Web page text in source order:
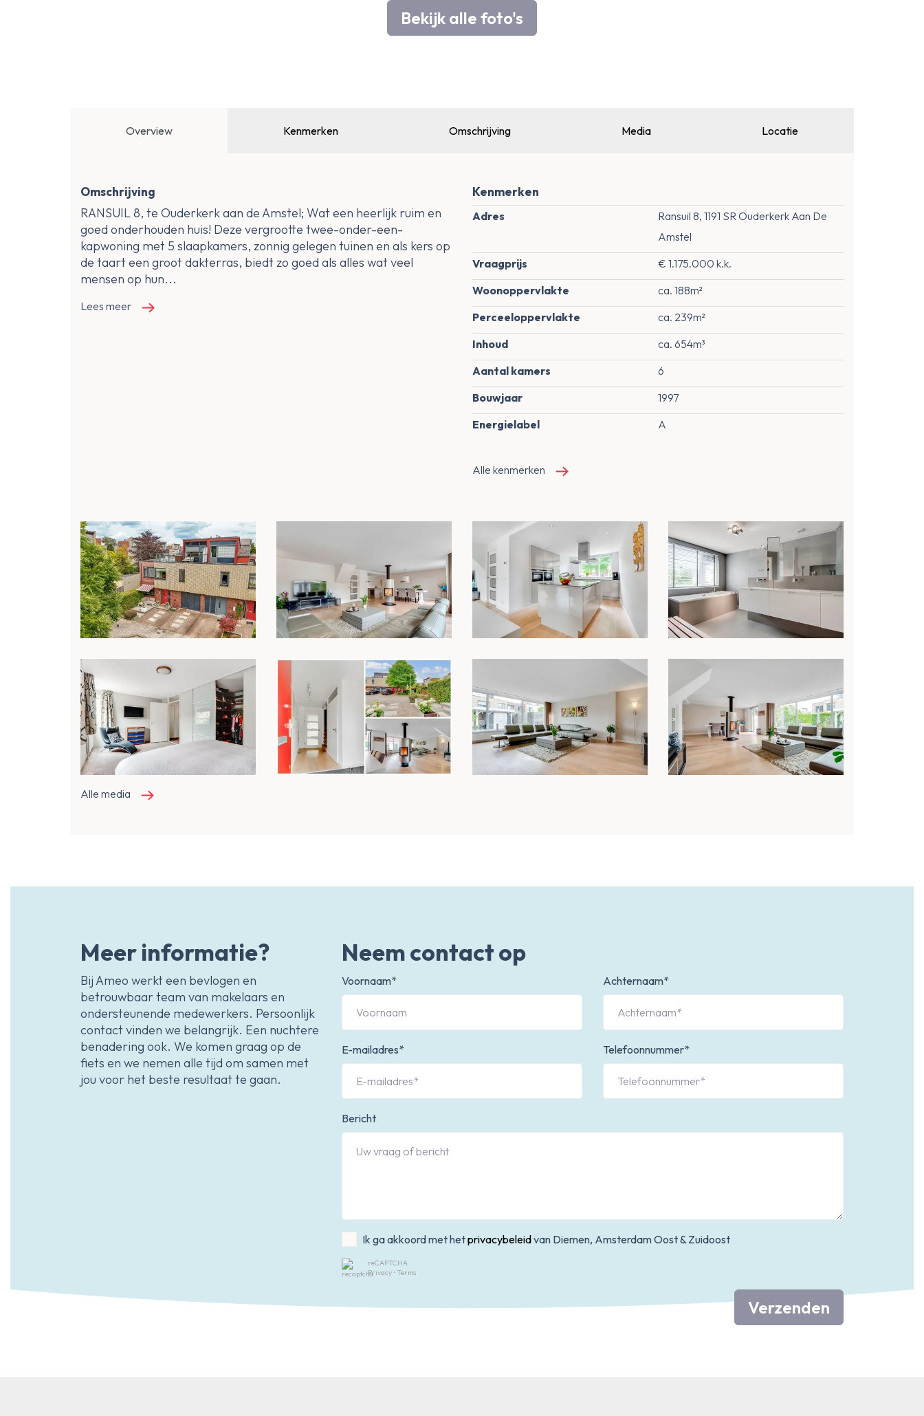
Bekijk alle foto's
Overview Kenmerken Omschrijving Media Locatie
Omschrijving
RANSUIL 8, te Ouderkerk aan de Amstel; Wat een heerlijk ruim en
goed onderhouden huis! Deze vergrootte twee-onder-een-
kapwoning met 5 slaapkamers, zonnig gelegen tuinen en als kers op
de taart een groot dakterras, biedt zo goed als alles wat veel
mensen op hun...
Lees meer
Kenmerken
Adres
Ransuil 8, 1191 SR Ouderkerk Aan De
Amstel
Vraagprijs
€ 1.175.000 k.k.
Woonoppervlakte
ca. 188m²
Perceeloppervlakte
ca. 239m²
Inhoud
ca. 654m³
Aantal kamers
6
Bouwjaar
1997
Energielabel
A
Alle kenmerken
Alle media
Meer informatie?
Bij Ameo werkt een bevlogen en
betrouwbaar team van makelaars en
ondersteunende medewerkers. Persoonlijk
contact vinden we belangrijk. Een nuchtere
benadering ook. We komen graag op de
fiets en we nemen alle tijd om samen met
jou voor het beste resultaat te gaan.
Neem contact op
Voornaam* Achternaam*
E-mailadres* Telefoonnummer*
Bericht
Ik ga akkoord met hetprivacybeleidvan Diemen, Amsterdam Oost & Zuidoost
reCAPTCHA
Privacy• Terms
Verzenden